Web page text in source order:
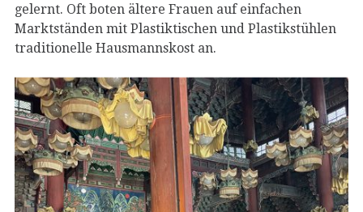
gelernt. Oft boten ältere Frauen auf einfachen
Marktständen mit Plastiktischen und Plastikstühlen
traditionelle Hausmannskost an.